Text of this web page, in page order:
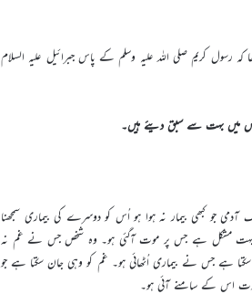
رسول کریم صلی اللہ علیہ وسلم کے پاس جبرائیل علیہ السلام
اِس میں بہت سے سبق دیئے ہیں۔
جو کبھی بیمار نہ ہوا ہو اُس کو دوسرے کی بیماری سمجھنا
بہت مشکل ہے جس پر موت آگئی ہو۔ وہ شخص جس نے غم نہ
ہے جس نے بیماری اُٹھائی ہو۔ غم کو وہی جان سکتا ہے جو
اس کے سامنے آئی ہو۔